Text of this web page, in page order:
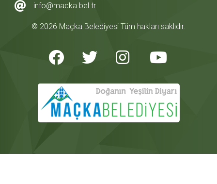
info@macka.bel.tr
© 2026 Maçka Belediyesi Tüm hakları saklıdır.